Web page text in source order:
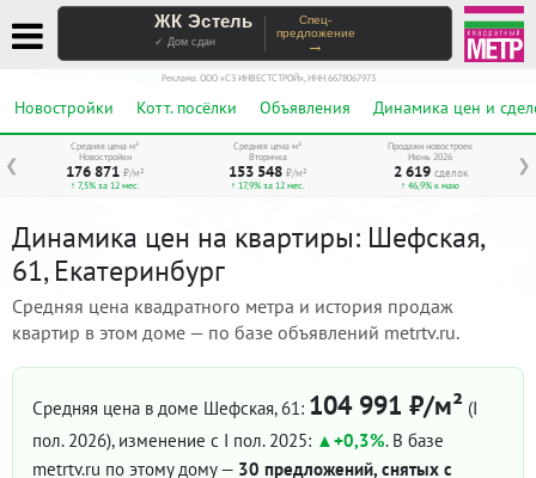
ЖК Эстель
✓ Дом сдан
Спец-
предложение
→
Реклама. ООО «СЗ ИНВЕСТСТРОЙ», ИНН 6678067973
Новостройки Котт. посёлки Объявления Динамика цен и
❮ ❯
Средняя цена м²
Новостройки
176 871 ₽/м²
↑ 7,5% за 12 мес.
Средняя цена м²
Вторичка
153 548 ₽/м²
↑ 17,9% за 12 мес.
Продажи новостроек
Июнь 2026
2 619 сделок
↑ 46,9% к маю
Динамика цен на квартиры: Шефская,
61, Екатеринбург
Средняя цена квадратного метра и история продаж
квартир в этом доме — по базе объявлений metrtv.ru.
Средняя цена в доме Шефская, 61: 104 991 ₽/м² (I
пол. 2026), изменение с I пол. 2025: +0,3%. В базе
metrtv.ru по этому дому — 30 предложений, снятых с